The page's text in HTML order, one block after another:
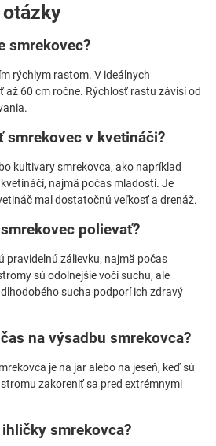
smrekovec?
rýchlym rastom. V ideálnych
60 cm ročne. Rýchlosť rastu závisí od
smrekovec v kvetináči?
kultivary smrekovca, ako napríklad
najmä počas mladosti. Je
mal dostatočnú veľkosť a drenáž.
polievať?
pravidelnú zálievku, najmä počas
sú odolnejšie voči suchu, ale
sucha podporí ich zdravý
na výsadbu smrekovca?
je na jar alebo na jeseň, keď sú
zakoreniť sa pred extrémnymi
smrekovca?